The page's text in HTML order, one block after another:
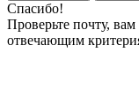
Спасибо!
Проверьте почту,
отвечающим